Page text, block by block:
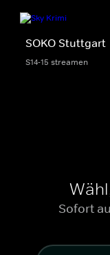
SOKO Stuttgart
S14-15 streamen
Sofort